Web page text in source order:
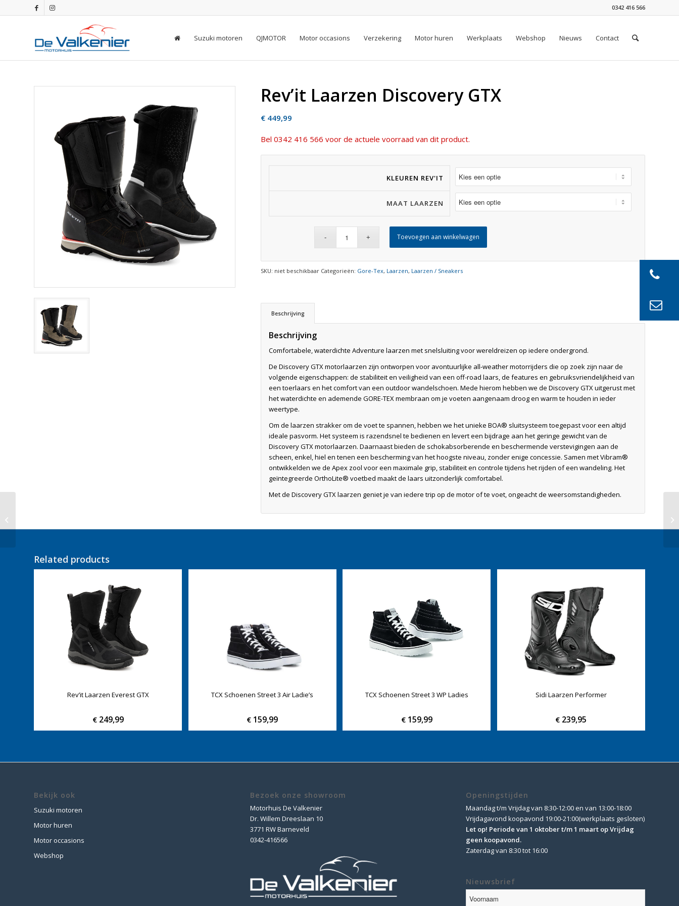
0342 416 566
Suzuki motoren QJMOTOR Motor occasions Verzekering Motor huren Werkplaats Webshop Nieuws Contact
Rev’it Laarzen Discovery GTX
€ 449,99
Bel 0342 416 566 voor de actuele voorraad van dit product.
KLEUREN REV'IT
MAAT LAARZEN
Toevoegen aan winkelwagen
SKU: niet beschikbaar Categorieën: Gore-Tex, Laarzen, Laarzen / Sneakers
Beschrijving
Beschrijving
Comfortabele, waterdichte Adventure laarzen met snelsluiting voor wereldreizen op iedere ondergrond.
De Discovery GTX motorlaarzen zijn ontworpen voor avontuurlijke all-weather motorrijders die op zoek zijn naar de
volgende eigenschappen: de stabiliteit en veiligheid van een off-road laars, de features en gebruiksvriendelijkheid van
een toerlaars en het comfort van een outdoor wandelschoen. Mede hierom hebben we de Discovery GTX uitgerust met
het waterdichte en ademende GORE-TEX membraan om je voeten aangenaam droog en warm te houden in ieder
weertype.
Om de laarzen strakker om de voet te spannen, hebben we het unieke BOA® sluitsysteem toegepast voor een altijd
ideale pasvorm. Het systeem is razendsnel te bedienen en levert een bijdrage aan het geringe gewicht van de
Discovery GTX motorlaarzen. Daarnaast bieden de schokabsorberende en beschermende verstevigingen aan de
scheen, enkel, hiel en tenen een bescherming van het hoogste niveau, zonder enige concessie. Samen met Vibram®
ontwikkelden we de Apex zool voor een maximale grip, stabiliteit en controle tijdens het rijden of een wandeling. Het
geïntegreerde OrthoLite® voetbed maakt de laars uitzonderlijk comfortabel.
Met de Discovery GTX laarzen geniet je van iedere trip op de motor of te voet, ongeacht de weersomstandigheden.
Related products
Rev’it Laarzen Everest GTX
€249,99
TCX Schoenen Street 3 Air Ladie’s
€ 159,99
TCX Schoenen Street 3 WP Ladies
€159,99
Sidi Laarzen Performer
€ 239,95
Bekijk ook
Suzuki motoren
Motor huren
Motor occasions
Webshop
Bezoek onze showroom
Motorhuis De Valkenier
Dr. Willem Dreeslaan 10
3771 RW Barneveld
0342-416566
Openingstijden
Maandag t/m Vrijdag van 8:30-12:00 en van 13:00-18:00
Vrijdagavond koopavond 19:00-21:00(werkplaats gesloten)
Let op! Periode van 1 oktober t/m 1 maart op Vrijdag
geen koopavond.
Zaterdag van 8:30 tot 16:00
Nieuwsbrief